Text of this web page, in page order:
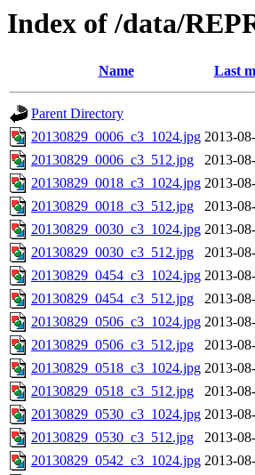
Index of /data/
Name Last
Parent Directory
20130829_0006_c3_1024.jpg 2013-
20130829_0006_c3_512.jpg
2013-
20130829_0018_c3_1024.jpg 2013-
20130829_0018_c3_512.jpg
2013-
20130829_0030_c3_1024.jpg 2013-
20130829_0030_c3_512.jpg
2013-
20130829_0454_c3_1024.jpg 2013-
20130829_0454_c3_512.jpg
2013-
20130829_0506_c3_1024.jpg 2013-
20130829_0506_c3_512.jpg
2013-
20130829_0518_c3_1024.jpg 2013-
20130829_0518_c3_512.jpg
2013-
20130829_0530_c3_1024.jpg 2013-
20130829_0530_c3_512.jpg
2013-
20130829_0542_c3_1024.jpg 2013-